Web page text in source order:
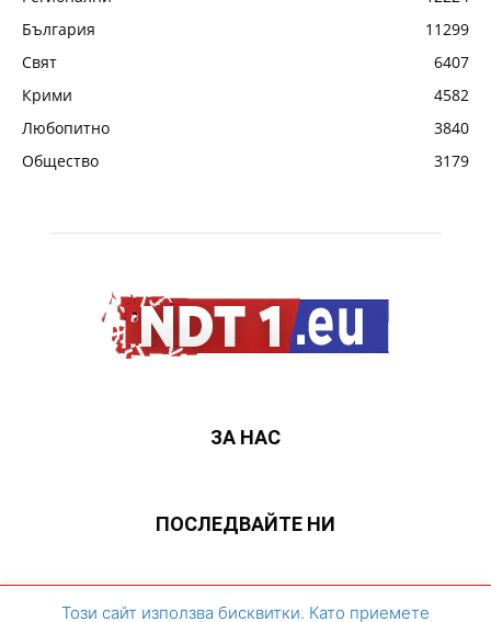
България
11299
Свят
6407
Крими
4582
Любопитно
3840
Общество
3179
ЗА НАС
ПОСЛЕДВАЙТЕ НИ
ЗА НАС Контакти Архивен сайт
Този сайт използва бисквитки. Като приемете